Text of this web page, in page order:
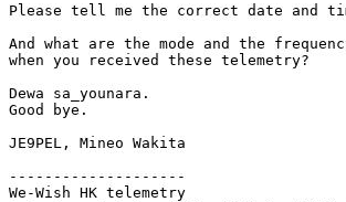
Please tell me the correct date and
And what are the mode and the
when you received these telemetry?
Dewa sa_younara.
Good bye.
JE9PEL, Mineo Wakita
--------------------
We-Wish HK telemetry